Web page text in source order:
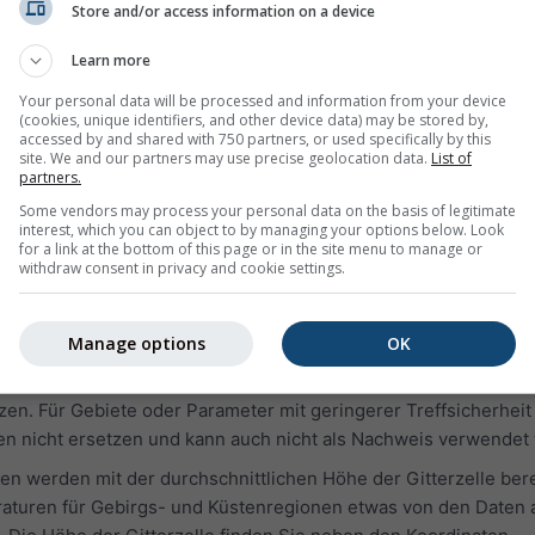
oder die Wetterhistorie der letzten Jahre zugreifen. Die
unterteilt:
relativer Luftfeuchtigkeit in stündlichen Intervallen
und klarer Himmel (hellblauer Hintergrund). Je dunkler der
ist die Wolkendecke
(in Grad 0° = Norden, 90° = Osten, 180° = Süden
die Windgeschwindigkeit und die Windrose die
nicht Messdaten, für das ausgewählte Gebiet.
Messdaten einer Wetterstation verglichen (weil an mehr als
verfügbar sind). Simulationsdaten mit hoher
Für Gebiete oder Parameter mit geringerer Treffsicherheit
nicht ersetzen und kann auch nicht als Nachweis verwendet
werden mit der durchschnittlichen Höhe der Gitterzelle
für Gebirgs- und Küstenregionen etwas von den Daten
Store and/or access information on a device
Learn more
Your personal data will be processed and information from your device
(cookies, unique identifiers, and other device data) may be stored by,
accessed by and shared with 750 partners, or used specifically by this
site. We and our partners may use precise geolocation data. List of
partners.
Some vendors may process your personal data on the basis of legitimate
interest, which you can object to by managing your options below. Look
for a link at the bottom of this page or in the site menu to manage or
withdraw consent in privacy and cookie settings.
OK
Manage options